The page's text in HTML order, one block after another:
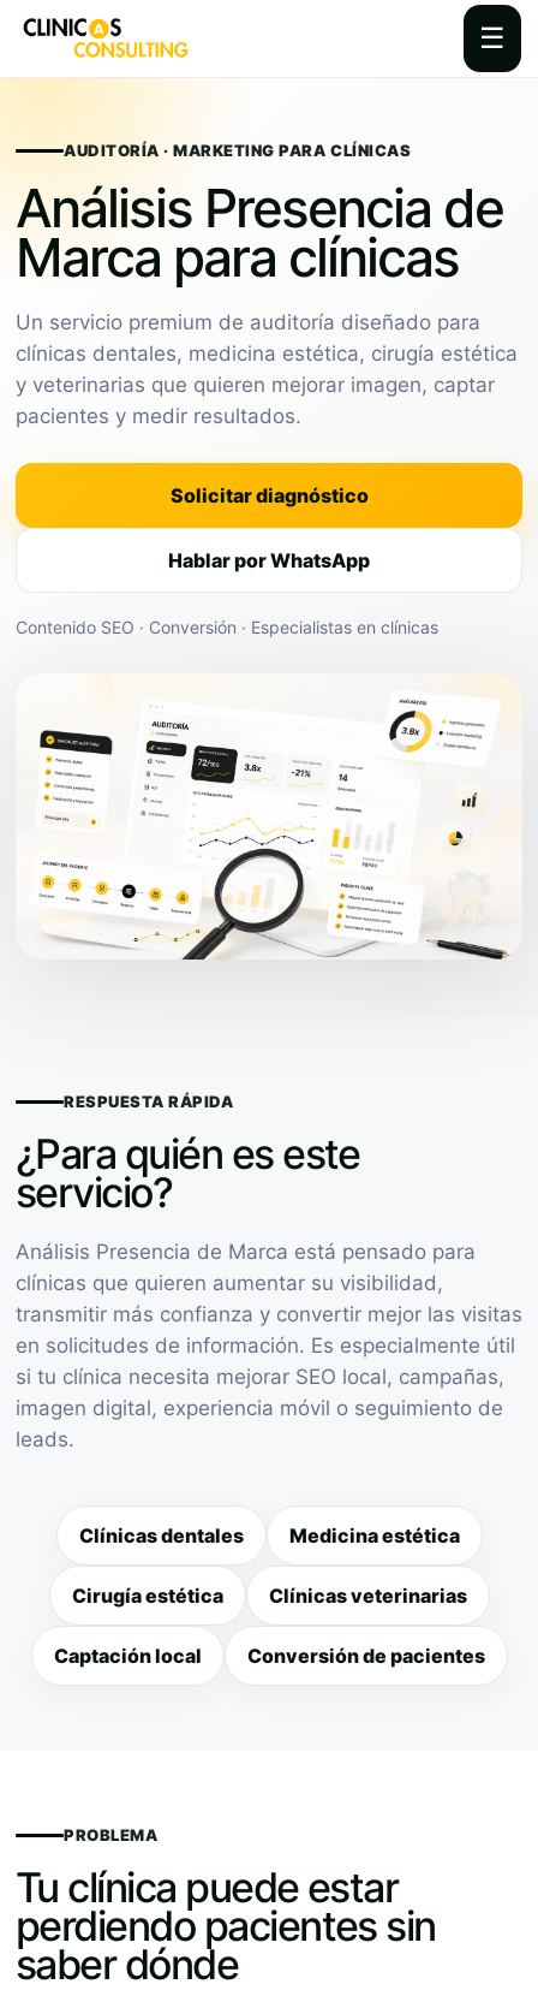
☰
contentAUDITORÍA · MARKETING PARA CLÍNICAS
Análisis Presencia de
Marca para clínicas
Un servicio premium de auditoría diseñado para
clínicas dentales, medicina estética, cirugía estética
y veterinarias que quieren mejorar imagen, captar
pacientes y medir resultados.
Solicitar diagnóstico
Hablar por WhatsApp
Contenido SEO · Conversión · Especialistas en clínicas
RESPUESTA RÁPIDA
¿Para quién es este
servicio?
Análisis Presencia de Marca está pensado para
clínicas que quieren aumentar su visibilidad,
transmitir más confianza y convertir mejor las visitas
en solicitudes de información. Es especialmente útil
si tu clínica necesita mejorar SEO local, campañas,
imagen digital, experiencia móvil o seguimiento de
leads.
Clínicas dentales Medicina estética
Cirugía estética Clínicas veterinarias
Captación local Conversión de pacientes
PROBLEMA
Tu clínica puede estar
perdiendo pacientes sin
saber dónde